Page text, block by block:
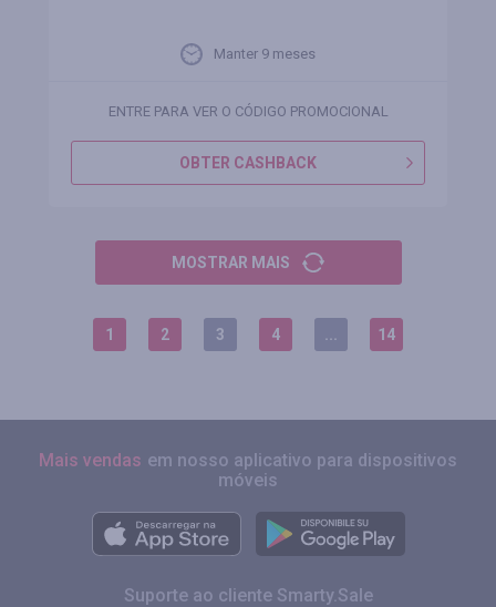
Manter 9 meses
ENTRE PARA VER O CÓDIGO PROMOCIONAL
OBTER CASHBACK
MOSTRAR MAIS
1 2 3 4 14
Mais vendas em nosso aplicativo para dispositivos
móveis
Suporte ao cliente Smarty.Sale